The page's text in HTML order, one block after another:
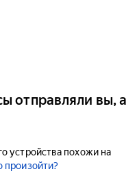
отправляли вы, а
устройства похожи на
произойти?